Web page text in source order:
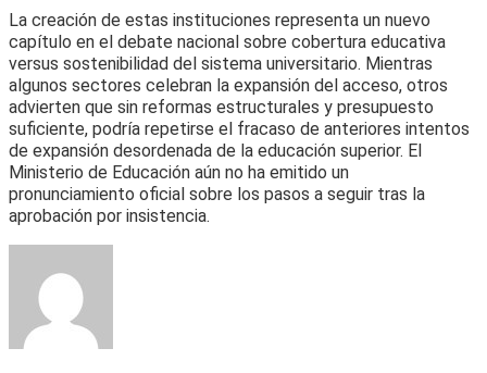
La creación de estas instituciones representa un nuevo
capítulo en el debate nacional sobre cobertura educativa
versus sostenibilidad del sistema universitario. Mientras
algunos sectores celebran la expansión del acceso, otros
advierten que sin reformas estructurales y presupuesto
suficiente, podría repetirse el fracaso de anteriores intentos
de expansión desordenada de la educación superior. El
Ministerio de Educación aún no ha emitido un
pronunciamiento oficial sobre los pasos a seguir tras la
aprobación por insistencia.